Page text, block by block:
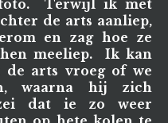
Terwijl ik met
de arts aanliep,
en zag hoe ze
meeliep. Ik kan
arts vroeg of we
waarna hij zich
dat ie zo weer